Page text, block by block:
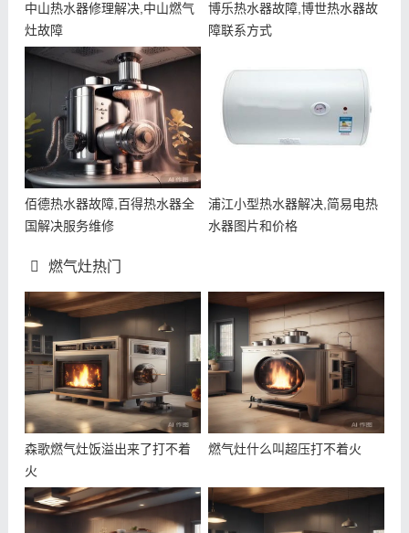
中山热水器修理解决,中山燃气
灶故障
博乐热水器故障,博世热水器故
障联系方式
佰德热水器故障,百得热水器全
国解决服务维修
浦江小型热水器解决,简易电热
水器图片和价格
燃气灶热门
森歌燃气灶饭溢出来了打不着
火
燃气灶什么叫超压打不着火